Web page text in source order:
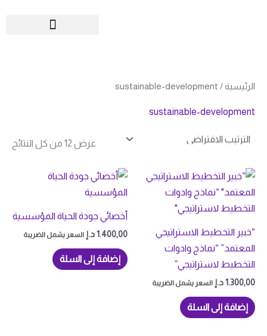
الرئيسية/ sustainable-development
sustainable-development
عرض ⁦12⁩ من كل النتائج
“خبير التخطيط الاستراتيجي
المعتمد” “نماذج وادوات
التخطيط لاستراتيجي”
1.300,00د.إ السعر يشمل الضريبة
إضافة إلى السلة
أخصائي جودة الحياة المؤسسية
1.400,00د.إ السعر يشمل الضريبة
إضافة إلى السلة